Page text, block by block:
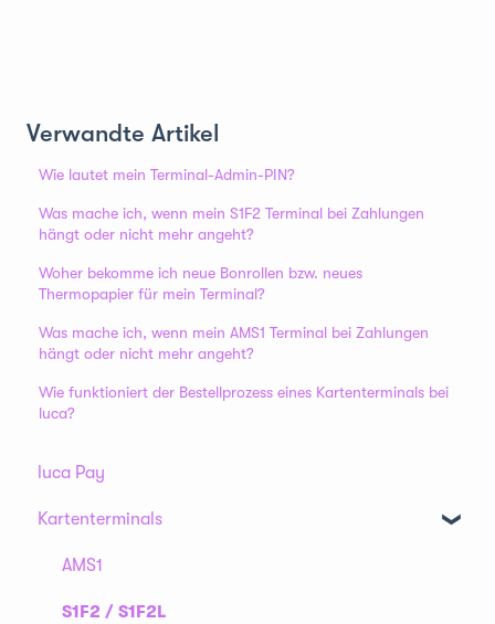
Verwandte Artikel
Wie lautet mein Terminal-Admin-PIN?
Was mache ich, wenn mein S1F2 Terminal bei Zahlungen
hängt oder nicht mehr angeht?
Woher bekomme ich neue Bonrollen bzw. neues
Thermopapier für mein Terminal?
Was mache ich, wenn mein AMS1 Terminal bei Zahlungen
hängt oder nicht mehr angeht?
Wie funktioniert der Bestellprozess eines Kartenterminals bei
luca?
luca Pay
Kartenterminals
AMS1
S1F2 / S1F2L